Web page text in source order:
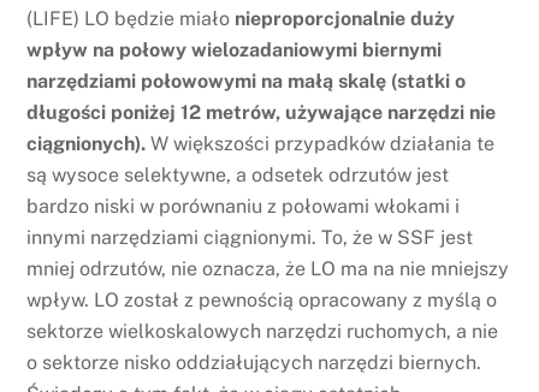
(LIFE) LO będzie miało nieproporcjonalnie duży
wpływ na połowy wielozadaniowymi biernymi
narzędziami połowowymi na małą skalę (statki o
długości poniżej 12 metrów, używające narzędzi nie
ciągnionych). W większości przypadków działania te
są wysoce selektywne, a odsetek odrzutów jest
bardzo niski w porównaniu z połowami włokami i
innymi narzędziami ciągnionymi. To, że w SSF jest
mniej odrzutów, nie oznacza, że LO ma na nie mniejszy
wpływ. LO został z pewnością opracowany z myślą o
sektorze wielkoskalowych narzędzi ruchomych, a nie
o sektorze nisko oddziałujących narzędzi biernych.